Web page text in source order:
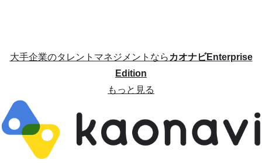
大手企業のタレントマネジメントならカオナビEnterprise
Edition
もっと見る